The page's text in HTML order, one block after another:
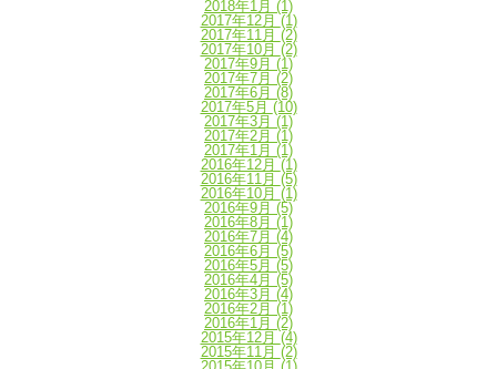
2018年1月 (1)
2017年12月 (1)
2017年11月 (2)
2017年10月 (2)
2017年9月 (1)
2017年7月 (2)
2017年6月 (8)
2017年5月 (10)
2017年3月 (1)
2017年2月 (1)
2017年1月 (1)
2016年12月 (1)
2016年11月 (5)
2016年10月 (1)
2016年9月 (5)
2016年8月 (1)
2016年7月 (4)
2016年6月 (5)
2016年5月 (5)
2016年4月 (5)
2016年3月 (4)
2016年2月 (1)
2016年1月 (2)
2015年12月 (4)
2015年11月 (2)